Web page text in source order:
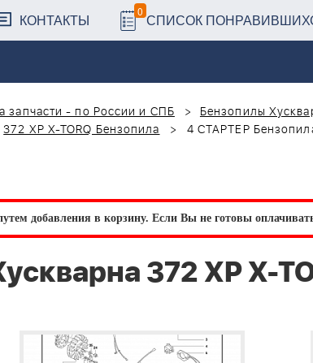
КОНТАКТЫ 0 СПИСОК
запчасти - по России и СПБ
Бензопилы
372 XP X-TORQ Бензопила 4 СТАРТЕР
добавления в корзину. Если Вы не готовы
372 XP X-